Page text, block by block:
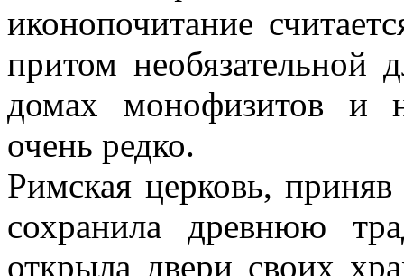
иконопочитание
притом
домах монофизитов и
очень редко.
Римская церковь,
сохранила древнюю
открыла двери своих